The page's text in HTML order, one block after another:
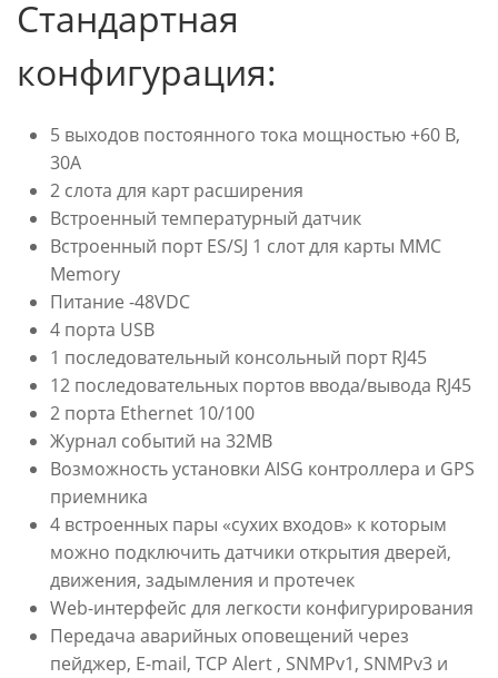
Стандартная
конфигурация:
5 выходов постоянного тока мощностью +60 В,
30А
2 слота для карт расширения
Встроенный температурный датчик
Встроенный порт ES/SJ 1 слот для карты MMC
Memory
Питание -48VDC
4 порта USB
1 последовательный консольный порт RJ45
12 последовательных портов ввода/вывода RJ45
2 порта Ethernet 10/100
Журнал событий на 32MB
Возможность установки AISG контроллера и GPS
приемника
4 встроенных пары «сухих входов» к которым
можно подключить датчики открытия дверей,
движения, задымления и протечек
Web-интерфейс для легкости конфигурирования
Передача аварийных оповещений через
пейджер, E-mail, TCP Alert , SNMPv1, SNMPv3 и